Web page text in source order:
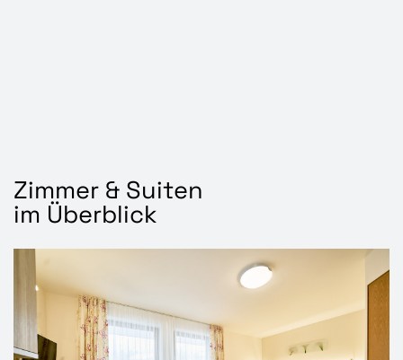
Zimmer & Suiten
im Überblick